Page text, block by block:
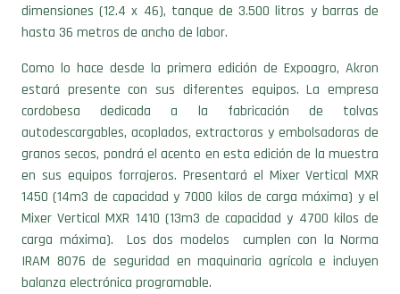
dimensiones (12.4 x 46), tanque de 3.500 litros y barras de
hasta 36 metros de ancho de labor.
Como lo hace desde la primera edición de Expoagro, Akron
estará presente con sus diferentes equipos. La empresa
cordobesa dedicada a la fabricación de tolvas
autodescargables, acoplados, extractoras y embolsadoras de
granos secos, pondrá el acento en esta edición de la muestra
en sus equipos forrajeros. Presentará el Mixer Vertical MXR
1450 (14m3 de capacidad y 7000 kilos de carga máxima) y el
Mixer Vertical MXR 1410 (13m3 de capacidad y 4700 kilos de
carga máxima). Los dos modelos cumplen con la Norma
IRAM 8076 de seguridad en maquinaria agrícola e incluyen
balanza electrónica programable.